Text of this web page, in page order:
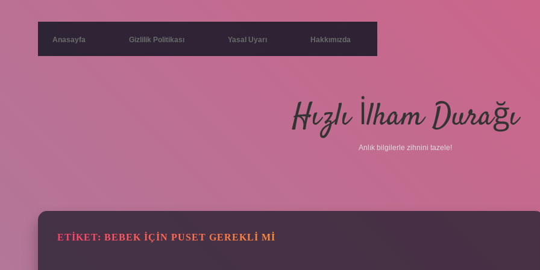
Anasayfa Gizlilik Politikası Yasal Uyarı Hakkımızda
Hızlı İlham Durağı
Anlık bilgilerle zihnini tazele!
ETIKET: BEBEK IÇIN PUSET GEREKLI MI